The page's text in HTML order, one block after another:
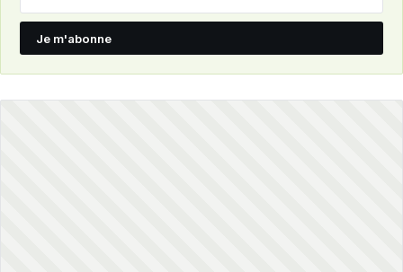
Je m'abonne